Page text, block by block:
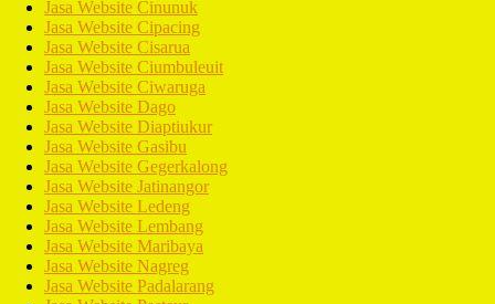
Jasa Website Cinunuk
Jasa Website Cipacing
Jasa Website Cisarua
Jasa Website Ciumbuleuit
Jasa Website Ciwaruga
Jasa Website Dago
Jasa Website Diaptiukur
Jasa Website Gasibu
Jasa Website Gegerkalong
Jasa Website Jatinangor
Jasa Website Ledeng
Jasa Website Lembang
Jasa Website Maribaya
Jasa Website Nagreg
Jasa Website Padalarang